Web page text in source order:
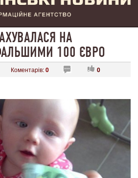
НА
100 ЄВРО
Коментарів:0 0